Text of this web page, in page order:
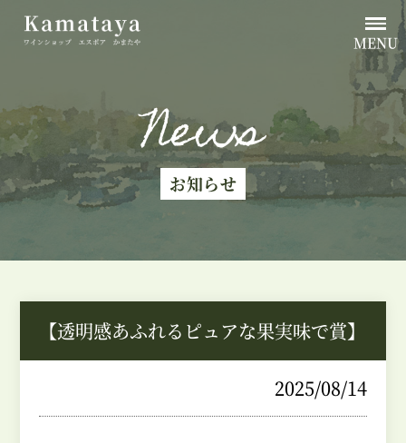
MENU
News
お知らせ
【透明感あふれるピュアな果実味で賞】
2025/08/14